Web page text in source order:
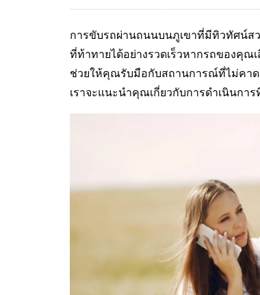
การขับรถผ่านถนนบนภูเขาที่มีทิวทัศน์ส
ที่ท้าทายได้อย่างรวดเร็วหากรถของคุณ
ช่วยให้คุณรับมือกับสถานการณ์ที่ไม่คา
เราจะแนะนำคุณเกี่ยวกับการดำเนินกา